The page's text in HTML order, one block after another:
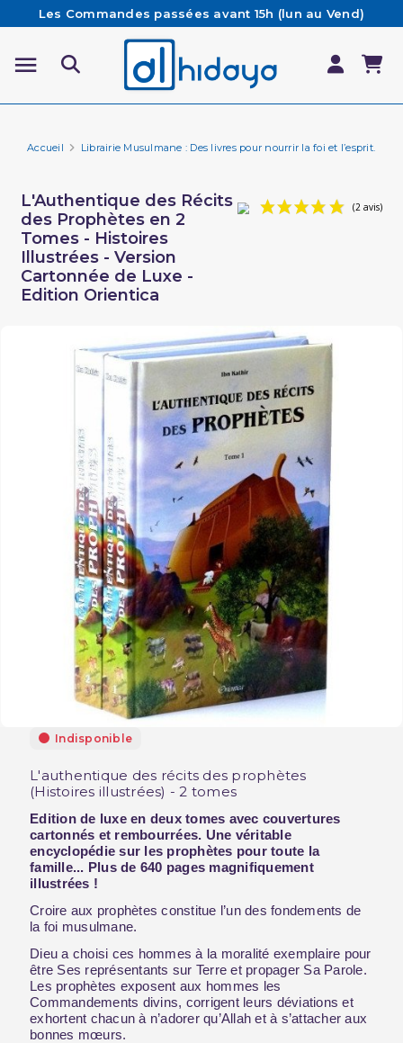
Les Commandes passées avant 15h (lun au Vend)
sont préparées et expédiées le jour même
Besoin d'aide ? Retrouvez notre FAQ
Livraison offerte à partir de 65€ d'achat*
Accueil Librairie Musulmane : Des livres pour nourrir la foi et l’esprit.
L'Authentique des Récits
des Prophètes en 2
Tomes - Histoires
Illustrées - Version
Cartonnée de Luxe -
Edition Orientica
Indisponible
L'authentique des récits des prophètes
(Histoires illustrées) - 2 tomes
Edition de luxe en deux tomes avec couvertures
cartonnés et rembourrées. Une véritable
encyclopédie sur les prophètes pour toute la
famille... Plus de 640 pages magnifiquement
illustrées !
Croire aux prophètes constitue l’un des fondements de
la foi musulmane.
Dieu a choisi ces hommes à la moralité exemplaire pour
être Ses représentants sur Terre et propager Sa Parole.
Les prophètes exposent aux hommes les
Commandements divins, corrigent leurs déviations et
exhortent chacun à n’adorer qu’Allah et à s’attacher aux
bonnes mœurs.